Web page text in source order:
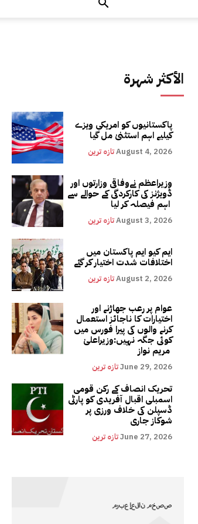
الأكثر شهرة
پاکستانیوں کو امریکی ویزے
کیلیے اہم استثنیٰ مل گیا
تازہ ترینAugust 4, 2026
وزیراعظم نےوفاقی وزارتوں اور
ڈویژنز کی کارکردگی کے حوالے سے
تازہ ترینAugust 3, 2026
ایم کیو ایم پاکستان میں
اختلافات شدت اختیار کر گئے
تازہ ترینAugust 2, 2026
عوام پر رعب جھاڑنے اور
اختیارات کا ناجائز استعمال
کرنے والوں کی پیرا فورس میں
کوئی جگہ نہیں:وزیراعلیٰ
تازہ ترینJune 29, 2026
تحریک انصاف کے رکن قومی
اسمبلی اقبال آفریدی کو پارٹی
ڈسپلن کی خلاف ورزی پر
شوکاز جاری
تازہ ترینJune 27, 2026